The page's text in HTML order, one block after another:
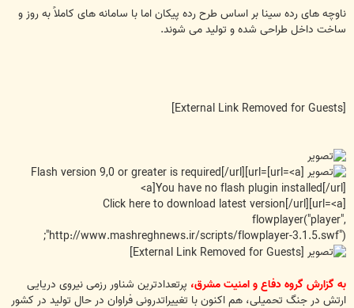
ت
ناوچه های رده سینا بر اساس طرح رده پیکان اما با سامانه های کاملاً به روز و
ساخت داخل طراحی شده و تولید می شوند.
[External Link Removed for Guests]
[url=<a]Flash version 9,0 or greater is required[/url][url=
<a]You have no flash plugin installed[/url]
[url=<a]Click here to download latest version[/url]
flowplayer("player",
"http://www.mashreghnews.ir/scripts/flowplayer-3.1.5.swf");
[External Link Removed for Guests]
به گزارش گروه دفاع و امنیت مشرق، پرتعدادترین شناور رزمی نیروی دریایی
ارتش در جنگ تحمیلی، هم اکنون با تغییراتدرونی فراوان در حال تولید در کشور